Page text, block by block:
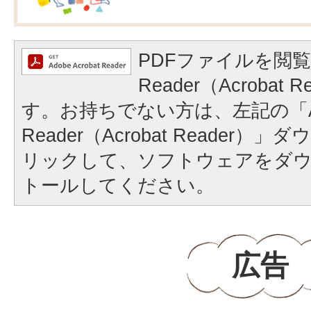
PDFファイルを閲
Reader（Acrobat
す。お持ちでない方は、左記の
Reader（Acrobat Reader）」ダ
リックして、ソフトウェアをダ
トールしてください。
広告